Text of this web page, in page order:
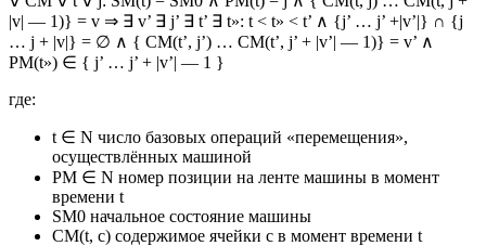
|v| — 1)} = v ⇒ ∃ v’ ∃ j’ ∃ t’ ∃ t»: t < t» < t’ ∧ {j’ … j’ +|v’|} ∩ {j
… j + |v|} = ∅ ∧ { CM(t’, j’) … CM(t’, j’ + |v’| — 1)} = v’ ∧
PM(t») ∈ { j’ … j’ + |v’| — 1 }
где:
t ∈ N число базовых операций «перемещения»,
осуществлённых машиной
PM ∈ N номер позиции на ленте машины в момент
времени t
SM0 начальное состояние машины
CM(t, c) содержимое ячейки c в момент времени t